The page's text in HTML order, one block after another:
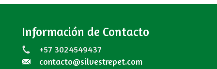
Información de Contacto
+57 3024549437
contacto@silvestrepet.com